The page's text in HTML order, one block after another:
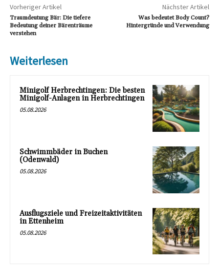
Vorheriger Artikel
Traumdeutung Bär: Die tiefere
Bedeutung deiner Bärenträume
verstehen
Nächster Artikel
Was bedeutet Body Count?
Hintergründe und Verwendung
Weiterlesen
Minigolf Herbrechtingen: Die besten
Minigolf-Anlagen in Herbrechtingen
05.08.2026
Schwimmbäder in Buchen
(Odenwald)
05.08.2026
Ausflugsziele und Freizeitaktivitäten
in Ettenheim
05.08.2026